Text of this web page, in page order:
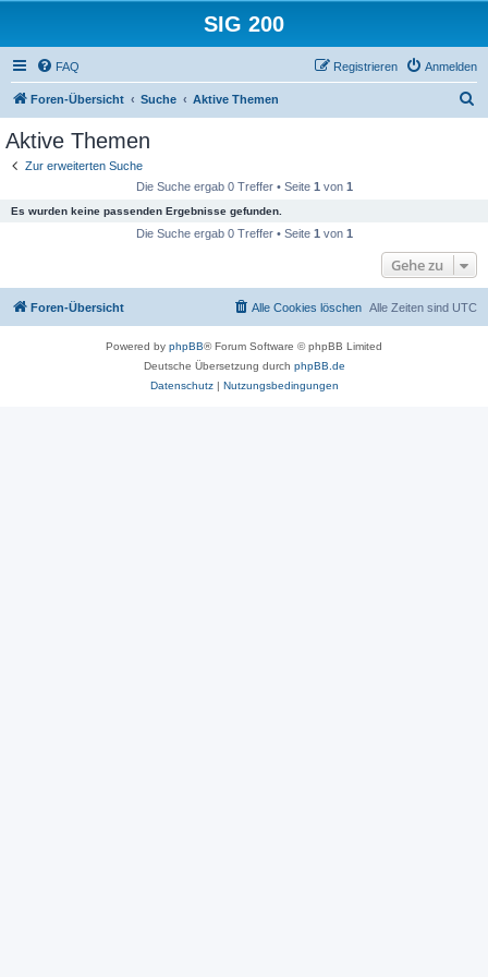
SIG 200
FAQ Anmelden
Registrieren
Foren-Übersicht Suche Aktive Themen
Aktive Themen
Zur erweiterten Suche
Die Suche ergab 0 Treffer • Seite 1 von 1
Es wurden keine passenden Ergebnisse gefunden.
Die Suche ergab 0 Treffer • Seite 1 von 1
Gehe zu
Foren-Übersicht Alle Zeiten sind UTC
Alle Cookies löschen
Powered by phpBB® Forum Software © phpBB Limited
Deutsche Übersetzung durch phpBB.de
Datenschutz| Nutzungsbedingungen